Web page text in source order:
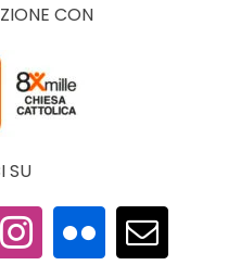
CON
SU